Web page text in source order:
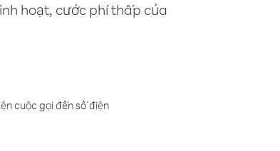
hoạt, cước phí thấp của
cuộc gọi đến số điện